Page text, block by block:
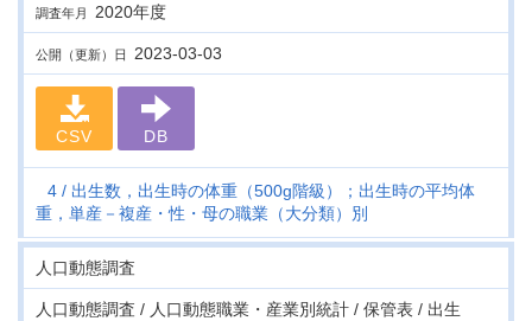
調査年月 2020年度
公開（更新）日 2023-03-03
CSV DB
4
出生数，出生時の体重（500g階級）；出生時の平均体
重，単産－複産・性・母の職業（大分類）別
人口動態調査
人口動態調査 / 人口動態職業・産業別統計 / 保管表 / 出生